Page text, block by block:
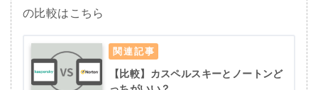
の比較はこちら
【比較】カスペルスキーとノートンど